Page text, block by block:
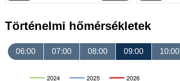
Történelmi hőmérsékletek
06:00 07:00 08:00 09:00 10:00